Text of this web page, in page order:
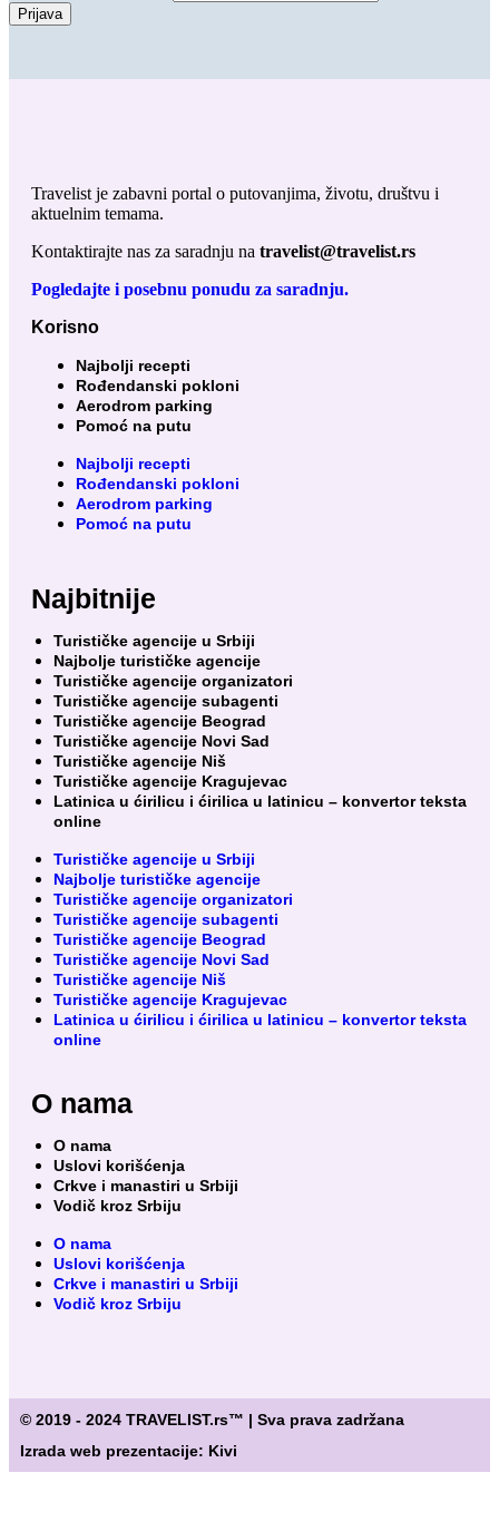
Prijava
Travelist je zabavni portal o putovanjima, životu, društvu i
aktuelnim temama.
Kontaktirajte nas za saradnju na travelist@travelist.rs
Pogledajte i posebnu ponudu za saradnju.
Korisno
Najbolji recepti
Rođendanski pokloni
Aerodrom parking
Pomoć na putu
Najbolji recepti
Rođendanski pokloni
Aerodrom parking
Pomoć na putu
Najbitnije
Turističke agencije u Srbiji
Najbolje turističke agencije
Turističke agencije organizatori
Turističke agencije subagenti
Turističke agencije Beograd
Turističke agencije Novi Sad
Turističke agencije Niš
Turističke agencije Kragujevac
Latinica u ćirilicu i ćirilica u latinicu – konvertor teksta
online
Turističke agencije u Srbiji
Najbolje turističke agencije
Turističke agencije organizatori
Turističke agencije subagenti
Turističke agencije Beograd
Turističke agencije Novi Sad
Turističke agencije Niš
Turističke agencije Kragujevac
Latinica u ćirilicu i ćirilica u latinicu – konvertor teksta
online
O nama
O nama
Uslovi korišćenja
Crkve i manastiri u Srbiji
Vodič kroz Srbiju
O nama
Uslovi korišćenja
Crkve i manastiri u Srbiji
Vodič kroz Srbiju
© 2019 - 2024 TRAVELIST.rs™ | Sva prava zadržana
Izrada web prezentacije: Kivi